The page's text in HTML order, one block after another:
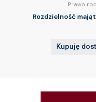
Prawo
Rozdzielność
Kupuję